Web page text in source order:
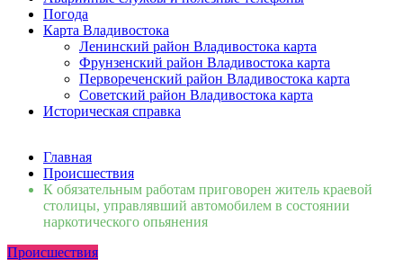
Погода
Карта Владивостока
Ленинский район Владивостока карта
Фрунзенский район Владивостока карта
Первореченский район Владивостока карта
Советский район Владивостока карта
Историческая справка
Сломалась бытовая техника во Владивостоке: как
быстро вернуть комфорт в дом и из...06.08.2026
Мобильная реклама на общественном транспорте: как
раскрутить бренд во Владивосто...
реку Объяснения и обяжут их у...
Главная
Происшествия
К обязательным работам приговорен житель краевой
столицы, управлявший автомобилем в состоянии
наркотического опьянения
Происшествия